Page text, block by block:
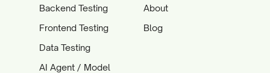
Backend Testing
Frontend Testing
Data Testing
AI Agent / Model
About
Blog